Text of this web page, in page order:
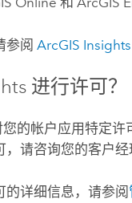
参阅ArcGIS Insights
进行许可？
的帐户应用特定
，请咨询您的客户经
的详细信息，请参阅